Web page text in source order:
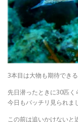
3本目は大物も期待でき
先日潜ったときに30匹
今日もバッチリ見られま
この前は追いかけないと